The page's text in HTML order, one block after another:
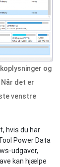
og
det er
venstre
hvis du har
Power Data
udgaver,
kan hjælpe